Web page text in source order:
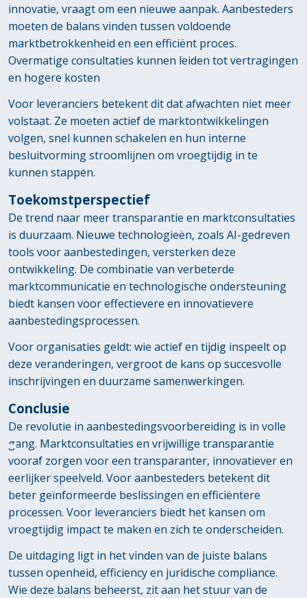
innovatie, vraagt om een nieuwe aanpak. Aanbesteders
moeten de balans vinden tussen voldoende
marktbetrokkenheid en een efficiënt proces.
Overmatige consultaties kunnen leiden tot vertragingen
en hogere kosten
Voor leveranciers betekent dit dat afwachten niet meer
volstaat. Ze moeten actief de marktontwikkelingen
volgen, snel kunnen schakelen en hun interne
besluitvorming stroomlijnen om vroegtijdig in te
kunnen stappen.
Toekomstperspectief
De trend naar meer transparantie en marktconsultaties
is duurzaam. Nieuwe technologieën, zoals AI-gedreven
tools voor aanbestedingen, versterken deze
ontwikkeling. De combinatie van verbeterde
marktcommunicatie en technologische ondersteuning
biedt kansen voor effectievere en innovatievere
aanbestedingsprocessen.
Voor organisaties geldt: wie actief en tijdig inspeelt op
deze veranderingen, vergroot de kans op succesvolle
inschrijvingen en duurzame samenwerkingen.
Conclusie
De revolutie in aanbestedingsvoorbereiding is in volle
gang. Marktconsultaties en vrijwillige transparantie
vooraf zorgen voor een transparanter, innovatiever en
eerlijker speelveld. Voor aanbesteders betekent dit
beter geïnformeerde beslissingen en efficiëntere
processen. Voor leveranciers biedt het kansen om
vroegtijdig impact te maken en zich te onderscheiden.
De uitdaging ligt in het vinden van de juiste balans
tussen openheid, efficiency en juridische compliance.
Wie deze balans beheerst, zit aan het stuur van de